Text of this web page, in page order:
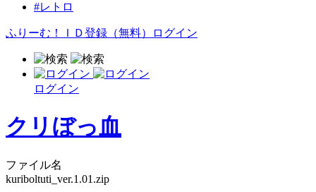
#レトロ
ふりーむ！ＩＤ登録（無料） ログイン
ログイン
クリぼっ血
ファイル名
kuriboltuti_ver.1.01.zip